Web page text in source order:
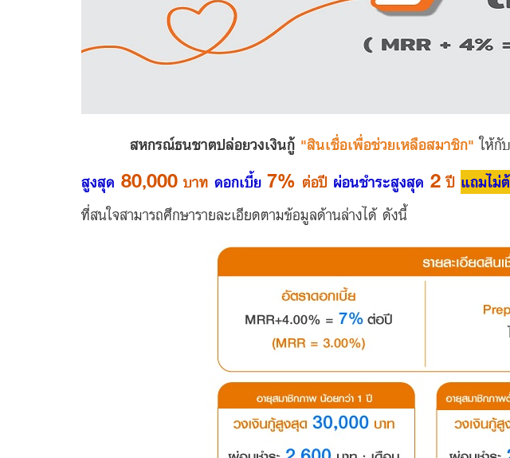
สหกรณ์ธนชาตปล่อยวงเงินกู้ "สินเชื่อเพื่อช่วยเหลือสมาชิก" ให้กั
สูงสุด 80,000 บาท ดอกเบี้ย 7% ต่อปี ผ่อนชำระสูงสุด 2 ปี แถมไม่
ที่สนใจสามารถศึกษารายละเอียดตามข้อมูลด้านล่างได้ ดังนี้